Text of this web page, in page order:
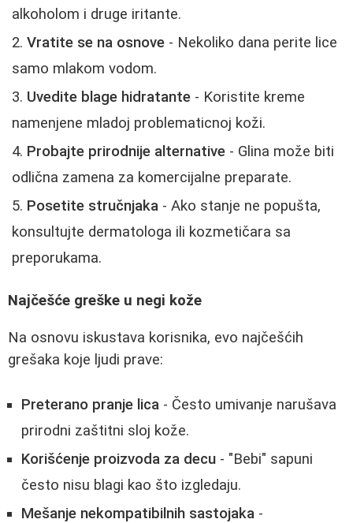
alkoholom i druge iritante.
Vratite se na osnove - Nekoliko dana perite lice
samo mlakom vodom.
Uvedite blage hidratante - Koristite kreme
namenjene mladoj problematicnoj koži.
Probajte prirodnije alternative - Glina može biti
odlična zamena za komercijalne preparate.
Posetite stručnjaka - Ako stanje ne popušta,
konsultujte dermatologa ili kozmetičara sa
preporukama.
Najčešće greške u negi kože
Na osnovu iskustava korisnika, evo najčešćih
grešaka koje ljudi prave:
Preterano pranje lica - Često umivanje narušava
prirodni zaštitni sloj kože.
Korišćenje proizvoda za decu - "Bebi" sapuni
često nisu blagi kao što izgledaju.
Mešanje nekompatibilnih sastojaka -